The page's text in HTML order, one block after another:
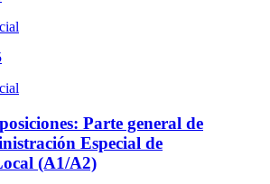
Parte general de
Especial de
(A1/A2)